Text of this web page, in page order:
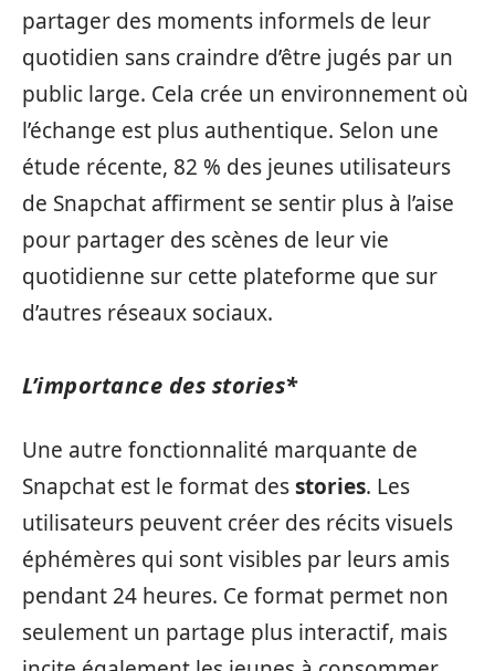
partager des moments informels de leur
quotidien sans craindre d’être jugés par un
public large. Cela crée un environnement où
l’échange est plus authentique. Selon une
étude récente, 82 % des jeunes utilisateurs
de Snapchat affirment se sentir plus à l’aise
pour partager des scènes de leur vie
quotidienne sur cette plateforme que sur
d’autres réseaux sociaux.
L’importance des stories*
Une autre fonctionnalité marquante de
Snapchat est le format desstories. Les
utilisateurs peuvent créer des récits visuels
éphémères qui sont visibles par leurs amis
pendant 24 heures. Ce format permet non
seulement un partage plus interactif, mais